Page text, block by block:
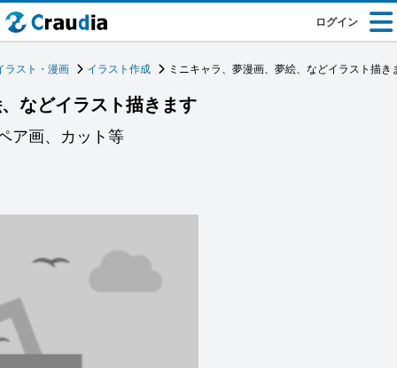
ログイン
ラスト・漫画 イラスト作成 ミニキャラ、夢漫画、夢絵、などイラスト描き
などイラスト描きます
ア画、カット等